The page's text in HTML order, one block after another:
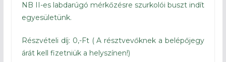
NB II-es labdarúgó mérkőzésre szurkolói buszt indít
egyesületünk.
Részvételi díj: 0,-Ft ( A résztvevőknek a belépőjegy
árát kell fizetniük a helyszínen!)